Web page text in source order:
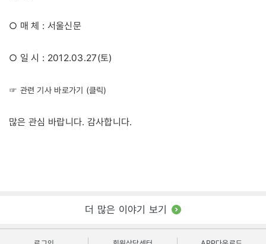
○ 매 체 : 서울신문
○ 일 시 : 2012.03.27(토)
☞ 관련 기사 바로가기 (클릭)
많은 관심 바랍니다. 감사합니다.
더 많은 이야기 보기